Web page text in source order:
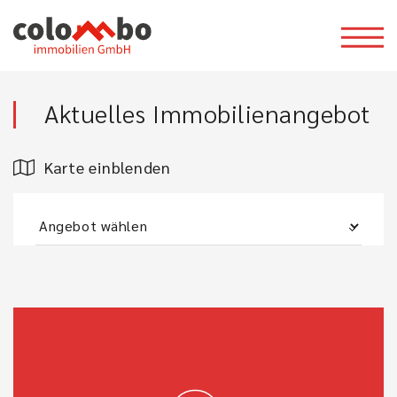
Aktuelles Immobilienangebot
Karte einblenden